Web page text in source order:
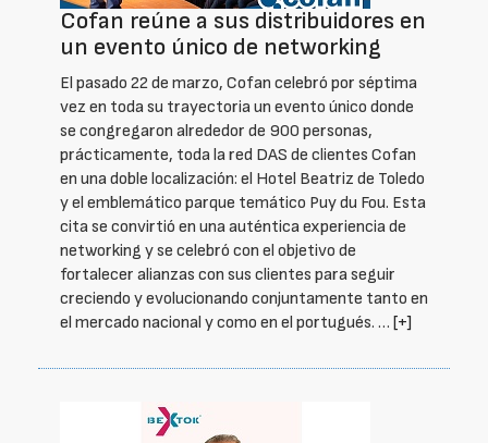
Cofan reúne a sus distribuidores en
un evento único de networking
El pasado 22 de marzo, Cofan celebró por séptima
vez en toda su trayectoria un evento único donde
se congregaron alrededor de 900 personas,
prácticamente, toda la red DAS de clientes Cofan
en una doble localización: el Hotel Beatriz de Toledo
y el emblemático parque temático Puy du Fou. Esta
cita se convirtió en una auténtica experiencia de
networking y se celebró con el objetivo de
fortalecer alianzas con sus clientes para seguir
creciendo y evolucionando conjuntamente tanto en
el mercado nacional y como en el portugués. … [+]